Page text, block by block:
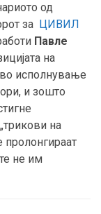
од
за ЦИВИЛ
Павле
на
исполнување
и зошто
на
не им